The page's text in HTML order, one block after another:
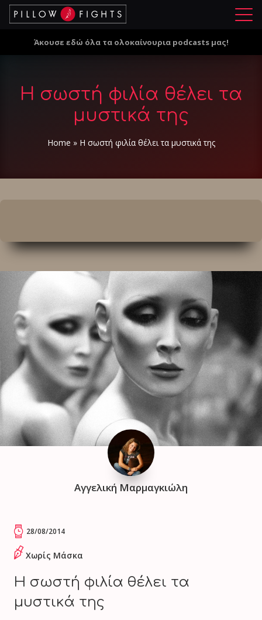
Μ
ο
Άκουσε εδώ όλα τα ολοκαίνουρια podcasts μας!
Η σωστή φιλία θέλει τα
μυστικά της
Home » Η σωστή φιλία θέλει τα μυστικά της
Αγγελική Μαρμαγκιώλη
28/08/2014
Χωρίς Μάσκα
Η σωστή φιλία θέλει τα
μυστικά της